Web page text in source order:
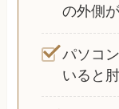
の外側
パソコ
いると